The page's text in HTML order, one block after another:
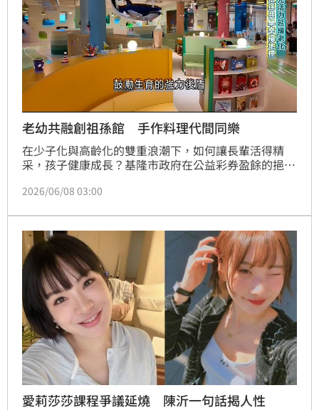
老幼共融創祖孫館 手作料理代間同樂
在少子化與高齡化的雙重浪潮下，如何讓長輩活得精
采，孩子健康成長？基隆市政府在公益彩券盈餘的挹注
融」的祖孫館！透過專業的課程設計，讓幼兒的活力成
後盾，光是一年就吸引超過兩萬人造訪。
2026/06/08 03:00
愛莉莎莎課程爭議延燒 陳沂一句話揭人性